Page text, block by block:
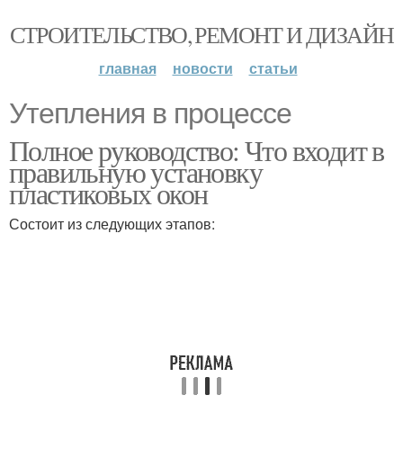
СТРОИТЕЛЬСТВО, РЕМОНТ И ДИЗАЙН
главная новости статьи
Утепления в процессе
Полное руководство: Что входит в
правильную установку
пластиковых окон
Состоит из следующих этапов: